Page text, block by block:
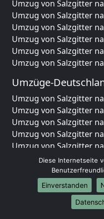
Umzug von Salzgitter
Umzug von Salzgitter
Umzug von Salzgitter
Umzug von Salzgitter
Umzug von Salzgitter
Umzug von Salzgitter
Umzüge-
Umzug von Salzgitter
Umzug von Salzgitter
Umzug von Salzgitter
Umzug von Salzgitter
Umzug von Salzgitter
Umzug von Salzgitter
Umzug von Salzgitter
Umzug von Salzgitter
Umzug von Salzgitter
Umzug von Salzgitter
Diese Internetseite
Einverstanden